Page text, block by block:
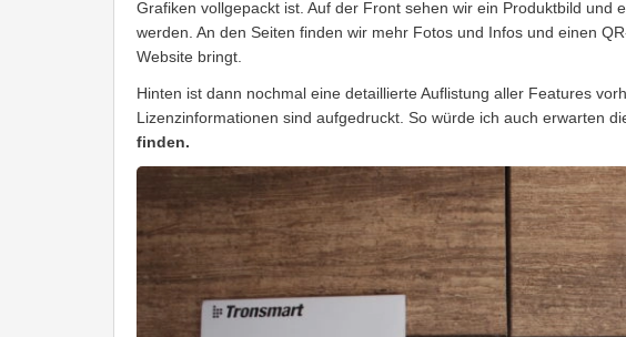
Grafiken vollgepackt ist. Auf der Front sehen wir ein Produktbild und
werden. An den Seiten finden wir mehr Fotos und Infos und einen
Website bringt.
Hinten ist dann nochmal eine detaillierte Auflistung aller Features
Lizenzinformationen sind aufgedruckt. So würde ich auch erwarten
finden.